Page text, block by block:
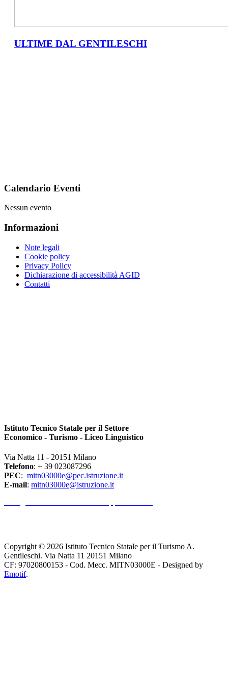
ULTIME DAL GENTILESCHI
Calendario Eventi
Nessun evento
Informazioni
Note legali
Cookie policy
Privacy Policy
Dichiarazione di accessibilità AGID
Contatti
Istituto Tecnico Statale per il Settore
Economico - Turismo - Liceo Linguistico
Via Natta 11 - 20151 Milano
Telefono: + 39 023087296
PEC: mitn03000e@pec.istruzione.it
E-mail: mitn03000e@istruzione.it
Copyright © 2026 Istituto Tecnico Statale per il Turismo A.
Gentileschi. Via Natta 11 20151 Milano
CF: 97020800153 - Cod. Mecc. MITN03000E - Designed by
Emotif.